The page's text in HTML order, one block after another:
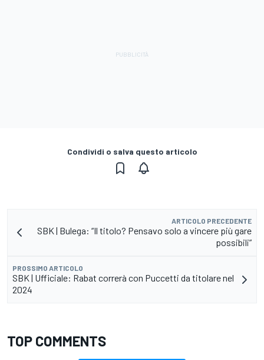
Condividi o salva questo articolo
ARTICOLO PRECEDENTE
SBK | Bulega: “Il titolo? Pensavo solo a vincere più gare
possibili”
PROSSIMO ARTICOLO
SBK | Ufficiale: Rabat correrà con Puccetti da titolare nel
2024
TOP COMMENTS